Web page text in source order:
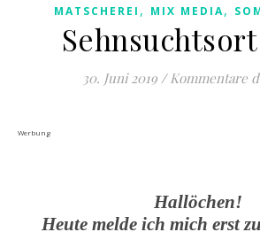
MATSCHEREI , MIX MEDIA,
30. Juni 2019 / Kommentare
Werbung
Hallöchen!
Heute melde ich mich erst